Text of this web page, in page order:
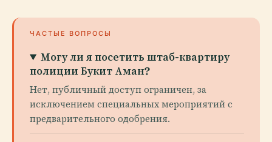
ЧАСТЫЕ ВОПРОСЫ
Могу ли я посетить штаб-квартиру
полиции Букит Аман?
Нет, публичный доступ ограничен, за
исключением специальных мероприятий с
предварительного одобрения.